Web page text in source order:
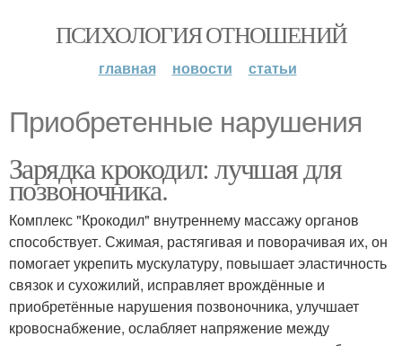
ПСИХОЛОГИЯ ОТНОШЕНИЙ
главная новости статьи
Приобретенные нарушения
Зарядка крокодил: лучшая для
позвоночника.
Комплекс "Крокодил" внутреннему массажу органов
способствует. Сжимая, растягивая и поворачивая их, он
помогает укрепить мускулатуру, повышает эластичность
связок и сухожилий, исправляет врождённые и
приобретённые нарушения позвоночника, улучшает
кровоснабжение, ослабляет напряжение между